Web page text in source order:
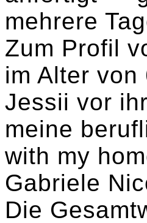
mehrere
Zum Profil
im Alter
Jessii vor
meine
with my
Gabriele
Die